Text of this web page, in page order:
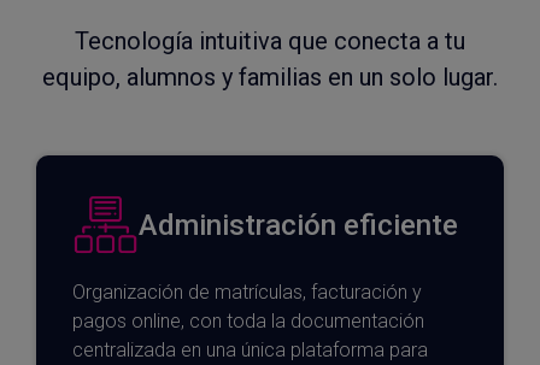
Tecnología intuitiva que conecta a tu
equipo, alumnos y familias en un solo lugar.
Administración eficiente
Organización de matrículas, facturación y
pagos online, con toda la documentación
centralizada en una única plataforma para